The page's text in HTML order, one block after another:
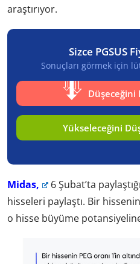
araştırıyor.
Sizce PGSUS
Sonuçları görmek için
Yükseleceğini
Midas,
6 Şubat’ta
hisseleri paylaştı. Bir
o hisse büyüme